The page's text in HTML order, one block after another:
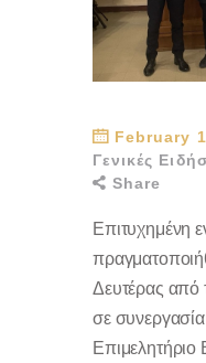
February
Γενικές
Share
Επιτυχημένη
Δευτέρας από
σε